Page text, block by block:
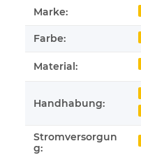
Marke:
Farbe:
Material:
Handhabung:
Stromversorgun
g: